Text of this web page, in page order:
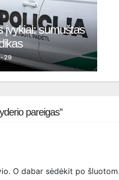
įvykiai: sumuštas
29
pareigas”
O dabar sėdėkit po